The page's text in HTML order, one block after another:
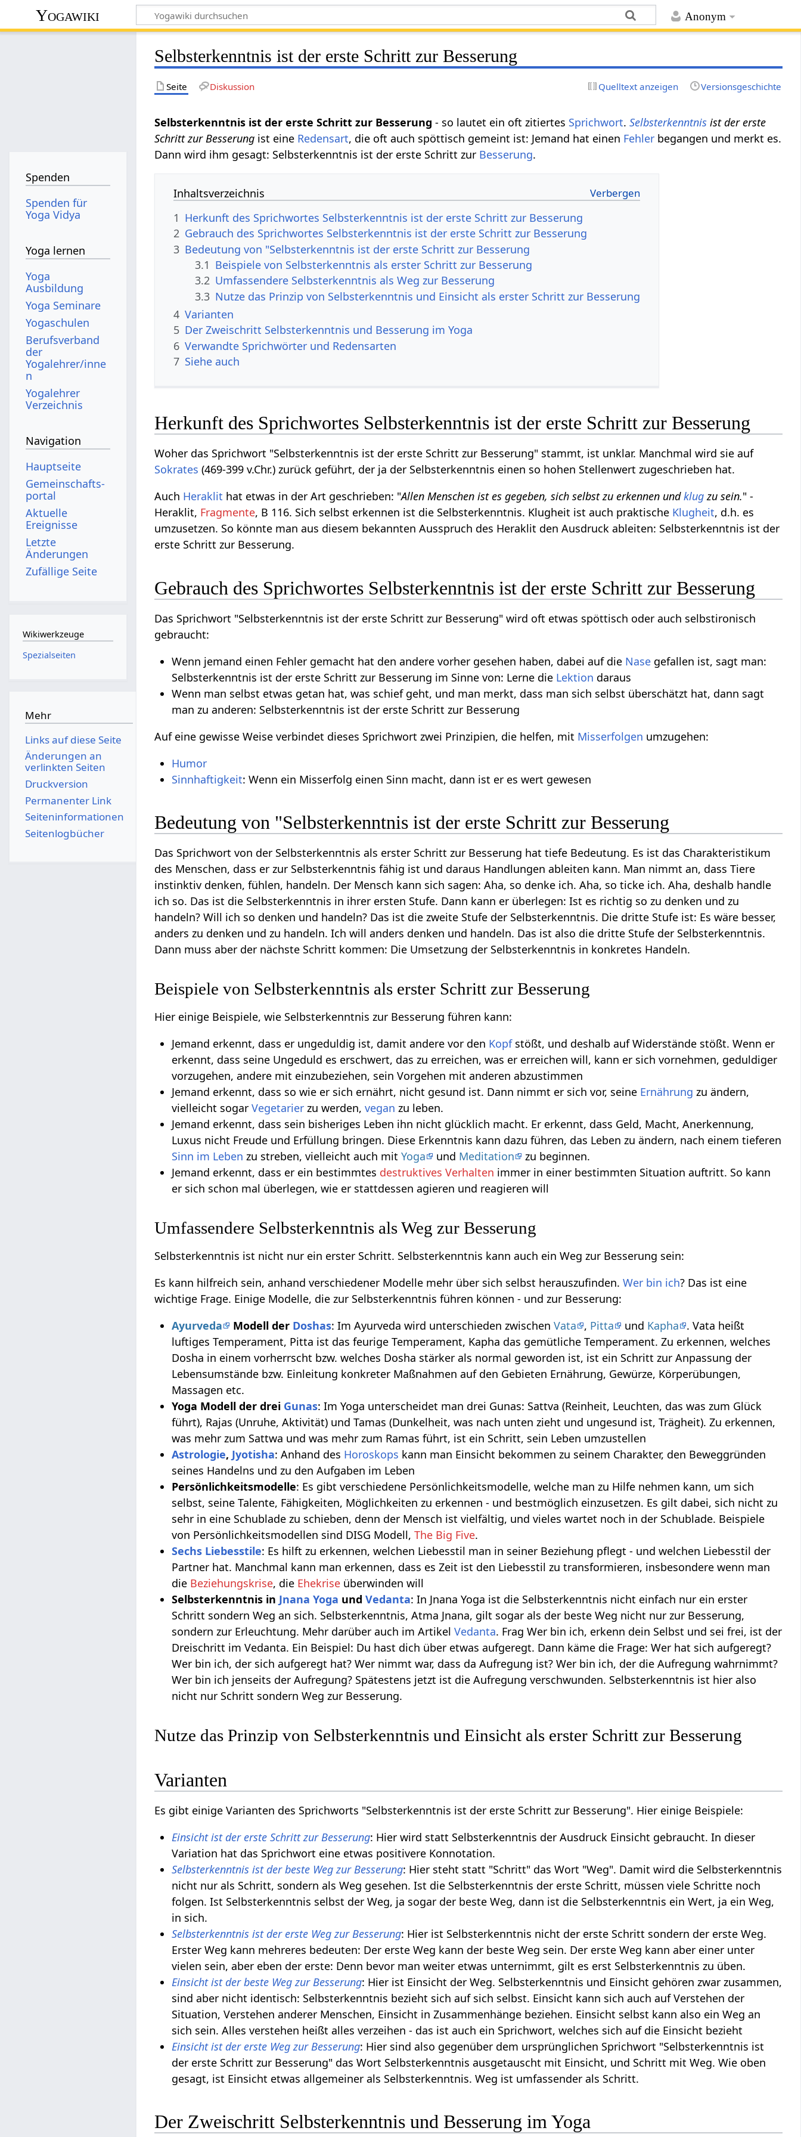
Anonym
Yogawiki
Selbsterkenntnis ist der erste Schritt zur Besserung
Seite Diskussion Quelltext anzeigen Versionsgeschichte
Selbsterkenntnis ist der erste Schritt zur Besserung - so lautet ein oft zitiertes Sprichwort.Selbsterkenntnis ist der erste
Schritt zur Besserung ist eine Redensart, die oft auch spöttisch gemeint ist: Jemand hat einen Fehler begangen und merkt es.
Dann wird ihm gesagt: Selbsterkenntnis ist der erste Schritt zur Besserung.
Inhaltsverzeichnis
1 Herkunft des Sprichwortes Selbsterkenntnis ist der erste Schritt zur Besserung
2 Gebrauch des Sprichwortes Selbsterkenntnis ist der erste Schritt zur Besserung
3 Bedeutung von "Selbsterkenntnis ist der erste Schritt zur Besserung
3.1 Beispiele von Selbsterkenntnis als erster Schritt zur Besserung
3.2 Umfassendere Selbsterkenntnis als Weg zur Besserung
3.3 Nutze das Prinzip von Selbsterkenntnis und Einsicht als erster Schritt zur Besserung
4 Varianten
5 Der Zweischritt Selbsterkenntnis und Besserung im Yoga
6 Verwandte Sprichwörter und Redensarten
7 Siehe auch
Herkunft des Sprichwortes Selbsterkenntnis ist der erste Schritt zur Besserung
Woher das Sprichwort "Selbsterkenntnis ist der erste Schritt zur Besserung" stammt, ist unklar. Manchmal wird sie auf
Sokrates (469-399 v.Chr.) zurück geführt, der ja der Selbsterkenntnis einen so hohen Stellenwert zugeschrieben hat.
Auch Heraklit hat etwas in der Art geschrieben: "Allen Menschen ist es gegeben, sich selbst zu erkennen undklugzu sein." -
Heraklit, Fragmente, B 116. Sich selbst erkennen ist die Selbsterkenntnis. Klugheit ist auch praktische Klugheit, d.h. es
umzusetzen. So könnte man aus diesem bekannten Ausspruch des Heraklit den Ausdruck ableiten: Selbsterkenntnis ist der
erste Schritt zur Besserung.
Gebrauch des Sprichwortes Selbsterkenntnis ist der erste Schritt zur Besserung
Das Sprichwort "Selbsterkenntnis ist der erste Schritt zur Besserung" wird oft etwas spöttisch oder auch selbstironisch
gebraucht:
Wenn jemand einen Fehler gemacht hat den andere vorher gesehen haben, dabei auf die Nase gefallen ist, sagt man:
Selbsterkenntnis ist der erste Schritt zur Besserung im Sinne von: Lerne die Lektion daraus
Wenn man selbst etwas getan hat, was schief geht, und man merkt, dass man sich selbst überschätzt hat, dann sagt
man zu anderen: Selbsterkenntnis ist der erste Schritt zur Besserung
Auf eine gewisse Weise verbindet dieses Sprichwort zwei Prinzipien, die helfen, mit Misserfolgen umzugehen:
Humor
Sinnhaftigkeit: Wenn ein Misserfolg einen Sinn macht, dann ist er es wert gewesen
Bedeutung von "Selbsterkenntnis ist der erste Schritt zur Besserung
Das Sprichwort von der Selbsterkenntnis als erster Schritt zur Besserung hat tiefe Bedeutung. Es ist das Charakteristikum
des Menschen, dass er zur Selbsterkenntnis fähig ist und daraus Handlungen ableiten kann. Man nimmt an, dass Tiere
instinktiv denken, fühlen, handeln. Der Mensch kann sich sagen: Aha, so denke ich. Aha, so ticke ich. Aha, deshalb handle
ich so. Das ist die Selbsterkenntnis in ihrer ersten Stufe. Dann kann er überlegen: Ist es richtig so zu denken und zu
handeln? Will ich so denken und handeln? Das ist die zweite Stufe der Selbsterkenntnis. Die dritte Stufe ist: Es wäre besser,
anders zu denken und zu handeln. Ich will anders denken und handeln. Das ist also die dritte Stufe der Selbsterkenntnis.
Dann muss aber der nächste Schritt kommen: Die Umsetzung der Selbsterkenntnis in konkretes Handeln.
Beispiele von Selbsterkenntnis als erster Schritt zur Besserung
Hier einige Beispiele, wie Selbsterkenntnis zur Besserung führen kann:
Jemand erkennt, dass er ungeduldig ist, damit andere vor den Kopfstößt, und deshalb auf Widerstände stößt. Wenn er
erkennt, dass seine Ungeduld es erschwert, das zu erreichen, was er erreichen will, kann er sich vornehmen, geduldiger
vorzugehen, andere mit einzubeziehen, sein Vorgehen mit anderen abzustimmen
Jemand erkennt, dass so wie er sich ernährt, nicht gesund ist. Dann nimmt er sich vor, seine Ernährung zu ändern,
vielleicht sogarVegetarier zu werden,vegan zu leben.
Jemand erkennt, dass sein bisheriges Leben ihn nicht glücklich macht. Er erkennt, dass Geld, Macht, Anerkennung,
Luxus nicht Freude und Erfüllung bringen. Diese Erkenntnis kann dazu führen, das Leben zu ändern, nach einem tieferen
Sinn im Leben zu streben, vielleicht auch mitYoga und Meditation
zu beginnen.
Jemand erkennt, dass er ein bestimmtes destruktives Verhalten immer in einer bestimmten Situation auftritt. So kann
er sich schon mal überlegen, wie er stattdessen agieren und reagieren will
Umfassendere Selbsterkenntnis als Weg zur Besserung
Selbsterkenntnis ist nicht nur ein erster Schritt. Selbsterkenntnis kann auch ein Weg zur Besserung sein:
Es kann hilfreich sein, anhand verschiedener Modelle mehr über sich selbst herauszufinden.Wer bin ich? Das ist eine
wichtige Frage. Einige Modelle, die zur Selbsterkenntnis führen können - und zur Besserung:
Ayurveda
Modell der Doshas: Im Ayurveda wird unterschieden zwischenVata , Pitta und Kapha
. Vata heißt
luftiges Temperament, Pitta ist das feurige Temperament, Kapha das gemütliche Temperament. Zu erkennen, welches
Dosha in einem vorherrscht bzw. welches Dosha stärker als normal geworden ist, ist ein Schritt zur Anpassung der
Lebensumstände bzw. Einleitung konkreter Maßnahmen auf den Gebieten Ernährung, Gewürze, Körperübungen,
Massagen etc.
Yoga Modell der drei Gunas: Im Yoga unterscheidet man drei Gunas: Sattva (Reinheit, Leuchten, das was zum Glück
führt), Rajas (Unruhe, Aktivität) und Tamas (Dunkelheit, was nach unten zieht und ungesund ist, Trägheit). Zu erkennen,
was mehr zum Sattwa und was mehr zum Ramas führt, ist ein Schritt, sein Leben umzustellen
Astrologie, Jyotisha: Anhand des Horoskops kann man Einsicht bekommen zu seinem Charakter, den Beweggründen
seines Handelns und zu den Aufgaben im Leben
Persönlichkeitsmodelle: Es gibt verschiedene Persönlichkeitsmodelle, welche man zu Hilfe nehmen kann, um sich
selbst, seine Talente, Fähigkeiten, Möglichkeiten zu erkennen - und bestmöglich einzusetzen. Es gilt dabei, sich nicht zu
sehr in eine Schublade zu schieben, denn der Mensch ist vielfältig, und vieles wartet noch in der Schublade. Beispiele
von Persönlichkeitsmodellen sind DISG Modell,The Big Five.
Sechs Liebesstile: Es hilft zu erkennen, welchen Liebesstil man in seiner Beziehung pflegt - und welchen Liebesstil der
Partner hat. Manchmal kann man erkennen, dass es Zeit ist den Liebesstil zu transformieren, insbesondere wenn man
die Beziehungskrise, die Ehekrise überwinden will
Selbsterkenntnis in Jnana Yoga undVedanta: In Jnana Yoga ist die Selbsterkenntnis nicht einfach nur ein erster
Schritt sondern Weg an sich. Selbsterkenntnis, Atma Jnana, gilt sogar als der beste Weg nicht nur zur Besserung,
sondern zur Erleuchtung. Mehr darüber auch im ArtikelVedanta. Frag Wer bin ich, erkenn dein Selbst und sei frei, ist der
Dreischritt im Vedanta. Ein Beispiel: Du hast dich über etwas aufgeregt. Dann käme die Frage: Wer hat sich aufgeregt?
Wer bin ich, der sich aufgeregt hat? Wer nimmt war, dass da Aufregung ist? Wer bin ich, der die Aufregung wahrnimmt?
Wer bin ich jenseits der Aufregung? Spätestens jetzt ist die Aufregung verschwunden. Selbsterkenntnis ist hier also
nicht nur Schritt sondern Weg zur Besserung.
Nutze das Prinzip von Selbsterkenntnis und Einsicht als erster Schritt zur Besserung
Varianten
Es gibt einige Varianten des Sprichworts "Selbsterkenntnis ist der erste Schritt zur Besserung". Hier einige Beispiele:
Einsicht ist der erste Schritt zur Besserung: Hier wird statt Selbsterkenntnis der Ausdruck Einsicht gebraucht. In dieser
Variation hat das Sprichwort eine etwas positivere Konnotation.
Selbsterkenntnis ist der beste Weg zur Besserung: Hier steht statt "Schritt" das Wort "Weg". Damit wird die Selbsterkenntnis
nicht nur als Schritt, sondern als Weg gesehen. Ist die Selbsterkenntnis der erste Schritt, müssen viele Schritte noch
folgen. Ist Selbsterkenntnis selbst der Weg, ja sogar der beste Weg, dann ist die Selbsterkenntnis ein Wert, ja ein Weg,
in sich.
Selbsterkenntnis ist der erste Weg zur Besserung: Hier ist Selbsterkenntnis nicht der erste Schritt sondern der erste Weg.
Erster Weg kann mehreres bedeuten: Der erste Weg kann der beste Weg sein. Der erste Weg kann aber einer unter
vielen sein, aber eben der erste: Denn bevor man weiter etwas unternimmt, gilt es erst Selbsterkenntnis zu üben.
Einsicht ist der beste Weg zur Besserung: Hier ist Einsicht der Weg. Selbsterkenntnis und Einsicht gehören zwar zusammen,
sind aber nicht identisch: Selbsterkenntnis bezieht sich auf sich selbst. Einsicht kann sich auch auf Verstehen der
Situation, Verstehen anderer Menschen, Einsicht in Zusammenhänge beziehen. Einsicht selbst kann also ein Weg an
sich sein. Alles verstehen heißt alles verzeihen - das ist auch ein Sprichwort, welches sich auf die Einsicht bezieht
Einsicht ist der erste Weg zur Besserung: Hier sind also gegenüber dem ursprünglichen Sprichwort "Selbsterkenntnis ist
der erste Schritt zur Besserung" das Wort Selbsterkenntnis ausgetauscht mit Einsicht, und Schritt mit Weg. Wie oben
gesagt, ist Einsicht etwas allgemeiner als Selbsterkenntnis. Weg ist umfassender als Schritt.
Der Zweischritt Selbsterkenntnis und Besserung im Yoga
Spenden
Spenden für
Yoga Vidya
Yoga lernen
Yoga
Ausbildung
Yoga Seminare
Yogaschulen
Berufsverband
der
Yogalehrer/inne
n
Yogalehrer
Verzeichnis
Navigation
Hauptseite
Gemeinschafts­
portal
Aktuelle
Ereignisse
Letzte
Änderungen
Zufällige Seite
Wikiwerkzeuge
Spezialseiten
Mehr
Links auf diese Seite
Änderungen an
verlinkten Seiten
Druckversion
Permanenter Link
Seiten­­informationen
Seitenlogbücher